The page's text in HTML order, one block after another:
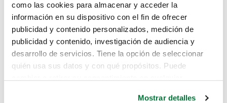
como las cookies para almacenar y acceder la
información en su dispositivo con el fin de ofrecer
publicidad y contenido personalizados, medición de
publicidad y contenido, investigación de audiencia y
desarrollo de servicios. Tiene la opción de seleccionar
quién usa sus datos y con qué propósitos. Puede
Mostrar detalles
Lo sentimos, no sabemos como
te hemos traido hasta aquí.
Pero puedes encontrar el coche que estás
buscando en alguno de estos enlaces: